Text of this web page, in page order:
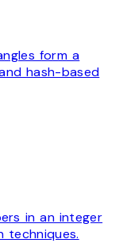
form a
hash-based
in an integer
techniques.